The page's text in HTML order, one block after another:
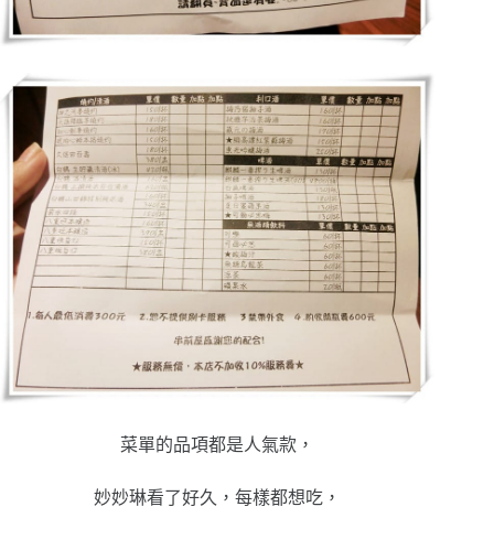
菜單的品項都是人氣款，
妙妙琳看了好久，每樣都想吃，